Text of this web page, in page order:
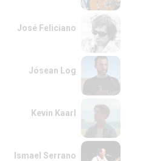
José Feliciano
Jósean Log
Kevin Kaarl
Ismael Serrano